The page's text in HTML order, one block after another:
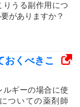
りうる副作用につ
がありますか？
おくべきこ
ルギーの場合に使
ついての薬剤師